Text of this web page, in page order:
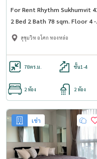
For Rent Rhythm Sukhumvit
2 Bed 2 Bath 78 sqm. Floor 4 -
OJ_169_RT42
สุขุมวิท อโศก ทองหล่อ
78ตร.ม. ชั้น1-4
2 ห้อง 2 ห้อง
เช่า